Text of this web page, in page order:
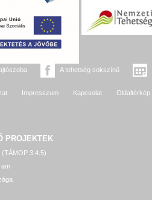
A tehetség sokszínű
Impresszum Kapcsolat Oldaltérkép
PROJEKTEK
3.4.5)